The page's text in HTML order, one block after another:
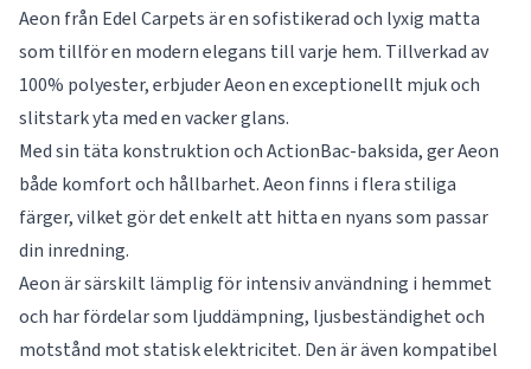
Aeon från Edel Carpets är en sofistikerad och lyxig matta
som tillför en modern elegans till varje hem. Tillverkad av
100% polyester, erbjuder Aeon en exceptionellt mjuk och
slitstark yta med en vacker glans.
Med sin täta konstruktion och ActionBac-baksida, ger Aeon
både komfort och hållbarhet. Aeon finns i flera stiliga
färger, vilket gör det enkelt att hitta en nyans som passar
din inredning.
Aeon är särskilt lämplig för intensiv användning i hemmet
och har fördelar som ljuddämpning, ljusbeständighet och
motstånd mot statisk elektricitet. Den är även kompatibel